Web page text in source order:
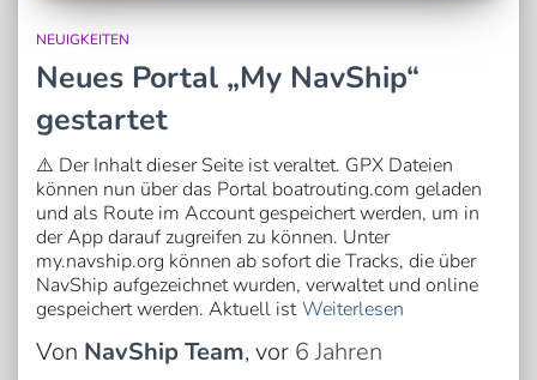
NEUIGKEITEN
Neues Portal „My NavShip“
gestartet
⚠️ Der Inhalt dieser Seite ist veraltet. GPX Dateien
können nun über das Portal boatrouting.com geladen
und als Route im Account gespeichert werden, um in
der App darauf zugreifen zu können. Unter
my.navship.org können ab sofort die Tracks, die über
NavShip aufgezeichnet wurden, verwaltet und online
gespeichert werden. Aktuell ist Weiterlesen
Von NavShip Team, vor 6 Jahren